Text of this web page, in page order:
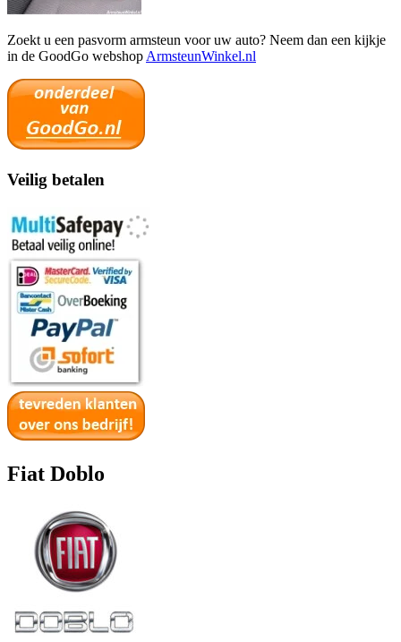
Zoekt u een pasvorm armsteun voor uw auto? Neem dan een kijkje
in de GoodGo webshop ArmsteunWinkel.nl
Veilig betalen
Fiat Doblo